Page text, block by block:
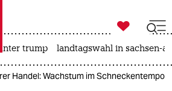
taz zahl ich
zahl ich

taz zahl ich
unter trump landtagswahl in sachsen-
Handel: Wachstum im Schneckentempo